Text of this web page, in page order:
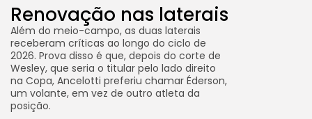
Renovação nas laterais
Além do meio-campo, as duas laterais
receberam críticas ao longo do ciclo de
2026. Prova disso é que, depois do corte de
Wesley, que seria o titular pelo lado direito
na Copa, Ancelotti preferiu chamar Éderson,
um volante, em vez de outro atleta da
posição.